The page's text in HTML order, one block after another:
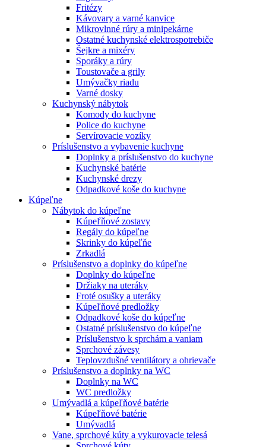
Fritézy
Kávovary a varné kanvice
Mikrovlnné rúry a minipekárne
Ostatné kuchynské elektrospotrebiče
Šejkre a mixéry
Sporáky a rúry
Toustovače a grily
Umývačky riadu
Varné dosky
Kuchynský nábytok
Komody do kuchyne
Police do kuchyne
Servírovacie vozíky
Príslušenstvo a vybavenie kuchyne
Doplnky a príslušenstvo do kuchyne
Kuchynské batérie
Kuchynské drezy
Odpadkové koše do kuchyne
Kúpeľne
Nábytok do kúpeľne
Kúpeľňové zostavy
Regály do kúpeľne
Skrinky do kúpeľňe
Zrkadlá
Príslušenstvo a doplnky do kúpeľne
Doplnky do kúpeľne
Držiaky na uteráky
Froté osušky a uteráky
Kúpeľňové predložky
Odpadkové koše do kúpeľne
Ostatné príslušenstvo do kúpeľne
Príslušenstvo k sprchám a vaniam
Sprchové závesy
Teplovzdušné ventilátory a ohrievače
Príslušenstvo a doplnky na WC
Doplnky na WC
WC predložky
Umývadlá a kúpeľňové batérie
Kúpeľňové batérie
Umývadlá
Vane, sprchové kúty a vykurovacie telesá